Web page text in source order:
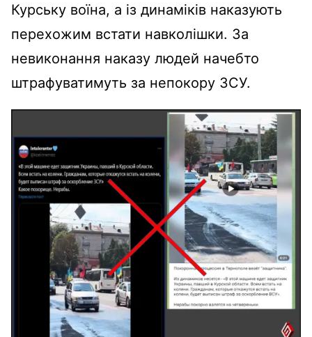
Курську воїна, а із динаміків наказують
перехожим встати навколішки. За
невиконання наказу людей начебто
штрафуватимуть за непокору ЗСУ.